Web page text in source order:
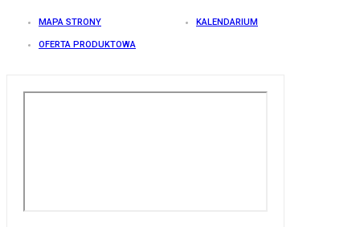
MAPA STRONY KALENDARIUM
OFERTA PRODUKTOWA